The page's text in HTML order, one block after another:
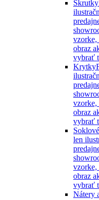
Skrutky
vzorke,
obraz
vybrať
Krytky
vzorke,
obraz
vybrať
len
vzorke,
obraz
vybrať
Nátery